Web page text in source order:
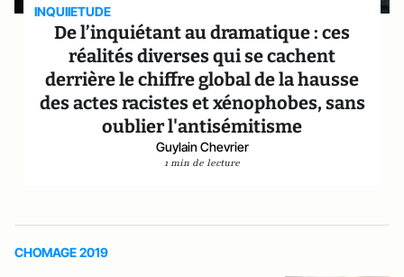
INQUIIETUDE
De l’inquiétant au dramatique : ces
réalités diverses qui se cachent
derrière le chiffre global de la hausse
des actes racistes et xénophobes, sans
oublier l'antisémitisme
Guylain Chevrier
1 min de lecture
CHOMAGE 2019